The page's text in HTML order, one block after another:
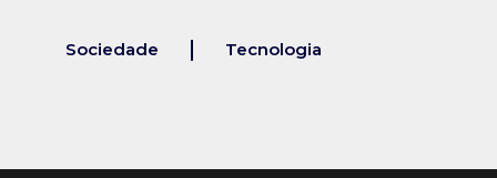
Sociedade Tecnologia